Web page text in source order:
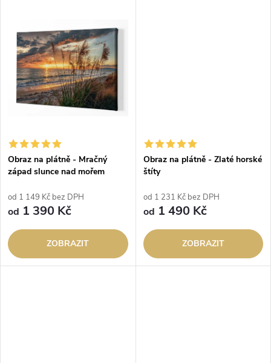
ů
k
ů
Obraz na plátně - Mračný
západ slunce nad mořem
od 1 149 Kč bez DPH
od 1 390 Kč
ZOBRAZIT
Obraz na plátně - Zlaté horské
štíty
od 1 231 Kč bez DPH
od 1 490 Kč
ZOBRAZIT